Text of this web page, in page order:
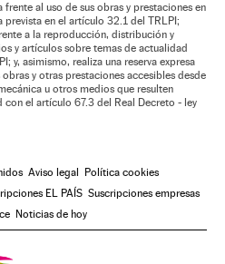
frente al uso de sus obras y prestaciones en
prevista en el artículo 32.1 del TRLPI;
a la reproducción, distribución y
y artículos sobre temas de actualidad
y, asimismo, realiza una reserva expresa
y otras prestaciones accesibles desde
u otros medios que resulten
el artículo 67.3 del Real Decreto - ley
Aviso legal
Política cookies
EL PAÍS Suscripciones empresas
Noticias de hoy